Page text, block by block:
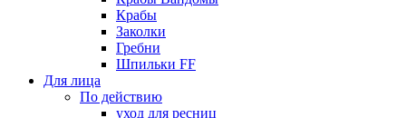
Крабы
Заколки
Гребни
Шпильки FF
Для лица
По действию
уход для ресниц